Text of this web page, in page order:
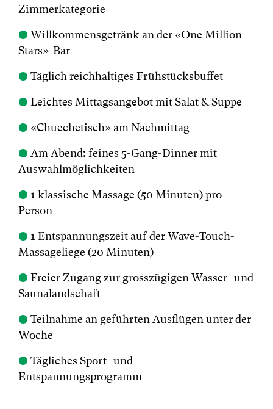
Zimmerkategorie
● Willkommensgetränk an der «One Million
Stars»-Bar
● Täglich reichhaltiges Frühstücksbuffet
● Leichtes Mittagsangebot mit Salat & Suppe
● «Chuechetisch» am Nachmittag
● Am Abend: feines 5-Gang-Dinner mit
Auswahlmöglichkeiten
● 1 klassische Massage (50 Minuten) pro
Person
● 1 Entspannungszeit auf der Wave-Touch-
Massageliege (20 Minuten)
● Freier Zugang zur grosszügigen Wasser- und
Saunalandschaft
● Teilnahme an geführten Ausflügen unter der
Woche
● Tägliches Sport- und
Entspannungsprogramm